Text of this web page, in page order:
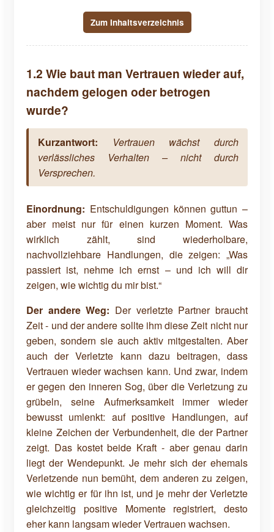
Zum Inhaltsverzeichnis
1.2 Wie baut man Vertrauen wieder auf,
nachdem gelogen oder betrogen
wurde?
Kurzantwort: Vertrauen wächst durch
verlässliches Verhalten – nicht durch
Versprechen.
Einordnung: Entschuldigungen können guttun –
aber meist nur für einen kurzen Moment. Was
wirklich zählt, sind wiederholbare,
nachvollziehbare Handlungen, die zeigen: „Was
passiert ist, nehme ich ernst – und ich will dir
zeigen, wie wichtig du mir bist.“
Der andere Weg: Der verletzte Partner braucht
Zeit - und der andere sollte ihm diese Zeit nicht nur
geben, sondern sie auch aktiv mitgestalten. Aber
auch der Verletzte kann dazu beitragen, dass
Vertrauen wieder wachsen kann. Und zwar, indem
er gegen den inneren Sog, über die Verletzung zu
grübeln, seine Aufmerksamkeit immer wieder
bewusst umlenkt: auf positive Handlungen, auf
kleine Zeichen der Verbundenheit, die der Partner
zeigt. Das kostet beide Kraft - aber genau darin
liegt der Wendepunkt. Je mehr sich der ehemals
Verletzende nun bemüht, dem anderen zu zeigen,
wie wichtig er für ihn ist, und je mehr der Verletzte
gleichzeitig positive Momente registriert, desto
eher kann langsam wieder Vertrauen wachsen.